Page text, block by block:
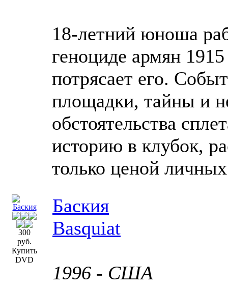
18-летний юноша
геноциде армян
потрясает его.
площадки, тайны и
обстоятельства
историю в клубок,
только ценой
300
руб.
Купить
DVD
Баския
Basquiat
1996 - США